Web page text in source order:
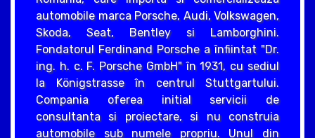
automobile marca Porsche, Audi, Volkswagen,
Skoda, Seat, Bentley si Lamborghini.
Fondatorul Ferdinand Porsche a înfiintat "Dr.
ing. h. c. F. Porsche GmbH" în 1931, cu sediul
la Königstrasse în centrul Stuttgartului.
Compania oferea initial servicii de
consultanta si proiectare, si nu construia
automobile sub numele propriu. Unul din